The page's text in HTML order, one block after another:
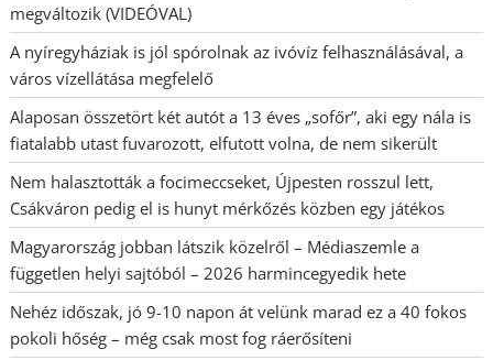
megváltozik (VIDEÓVAL)
A nyíregyháziak is jól spórolnak az ivóvíz felhasználásával, a
város vízellátása megfelelő
Alaposan összetört két autót a 13 éves „sofőr”, aki egy nála is
fiatalabb utast fuvarozott, elfutott volna, de nem sikerült
Nem halasztották a focimeccseket, Újpesten rosszul lett,
Csákváron pedig el is hunyt mérkőzés közben egy játékos
Magyarország jobban látszik közelről – Médiaszemle a
független helyi sajtóból – 2026 harmincegyedik hete
Nehéz időszak, jó 9-10 napon át velünk marad ez a 40 fokos
pokoli hőség – még csak most fog ráerősíteni